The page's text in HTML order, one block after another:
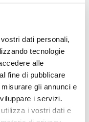
dati personali,
tecnologie
alle
fine di pubblicare
gli annunci e
i servizi.
i vostri dati e
solo pochi big
di far
deve essere
occhiata ai
. Alla Parigi-Nizza
di più e i tifosi si